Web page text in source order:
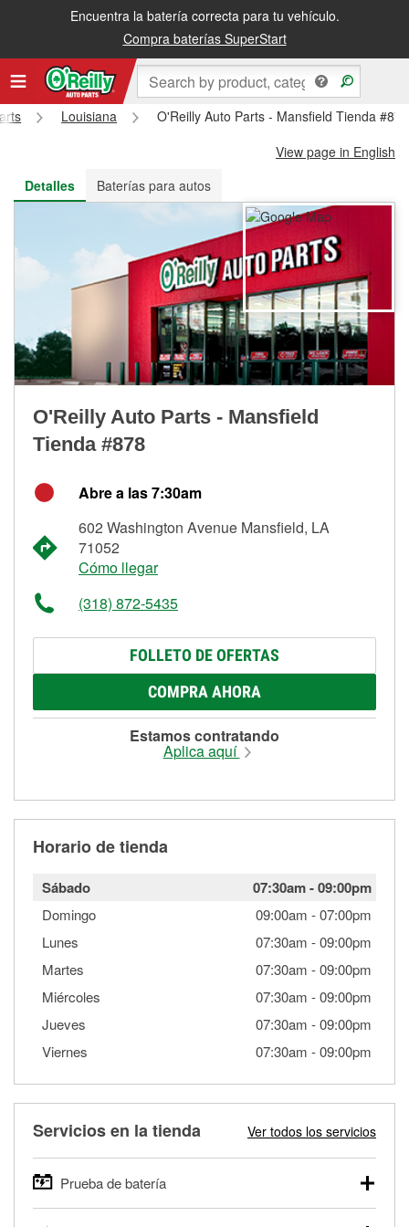
Encuentra la batería correcta para tu vehículo.
Compra baterías SuperStart
Recibe tu orden gratis al día siguiente o recógela en la tienda
Louisiana
O'Reilly Auto Parts - Mansfield Tienda #878
View page in English
Detalles
Baterías para autos
O'Reilly Auto Parts - Mansfield
Tienda #878
Abre a las 7:30am
602 Washington Avenue Mansfield, LA
71052
Cómo llegar
(318) 872-5435
FOLLETO DE OFERTAS
COMPRA AHORA
Estamos contratando
Aplica aquí
Horario de tienda
Sábado 07:30am-09:00pm
Domingo 09:00am -07:00pm
Lunes
07:30am -09:00pm
Martes
07:30am -09:00pm
Miércoles
07:30am -09:00pm
Jueves
07:30am -09:00pm
Viernes
07:30am -09:00pm
Servicios en la tienda Ver todos los servicios
Prueba de batería